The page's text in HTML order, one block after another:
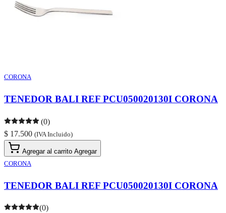
CORONA
TENEDOR BALI REF PCU050020130I CORONA
(0)
$ 17.500 (IVA Incluido)
Agregar al carrito Agregar
CORONA
TENEDOR BALI REF PCU050020130I CORONA
(0)